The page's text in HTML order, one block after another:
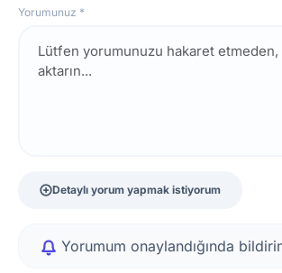
Yorumunuz *
Detaylı yorum yapmak istiyorum
Yorumum onaylandığında